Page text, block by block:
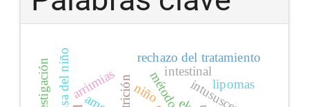
arritmias intestinal
rechazo del tratamiento
niño lipomas
investigación